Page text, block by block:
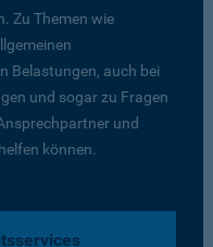
Zu Themen wie
Belastungen, auch bei
und sogar zu Fragen
und
können.